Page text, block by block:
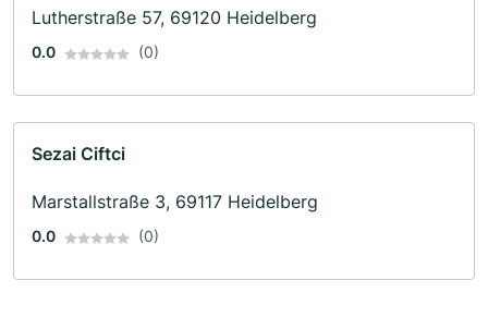
Lutherstraße 57, 69120 Heidelberg
0.0 (0)
Sezai Ciftci
Marstallstraße 3, 69117 Heidelberg
0.0 (0)